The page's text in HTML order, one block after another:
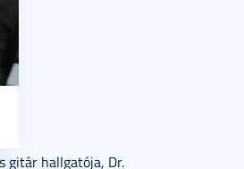
gitár hallgatója, Dr.